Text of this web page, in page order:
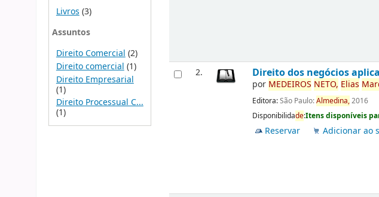
Livros (3)
Assuntos
Direito Comercial (2)
Direito comercial (1)
Direito Empresarial
(1)
Direito Processual C...
(1)
2. Direito dos negócios
por MEDEIROS NETO, Elias
Editora:São Paulo:Almedina,2016
Disponibilidade:Itens disponíveis
Reservar Adicionar ao